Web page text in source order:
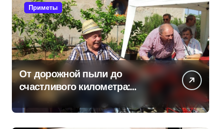
Приметы
От дорожной пыли до
счастливого километра:
самые распространенные
приметы мотоциклистов